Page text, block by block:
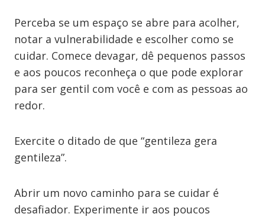
Perceba se um espaço se abre para acolher,
notar a vulnerabilidade e escolher como se
cuidar. Comece devagar, dê pequenos passos
e aos poucos reconheça o que pode explorar
para ser gentil com você e com as pessoas ao
redor.
Exercite o ditado de que “gentileza gera
gentileza”.
Abrir um novo caminho para se cuidar é
desafiador. Experimente ir aos poucos